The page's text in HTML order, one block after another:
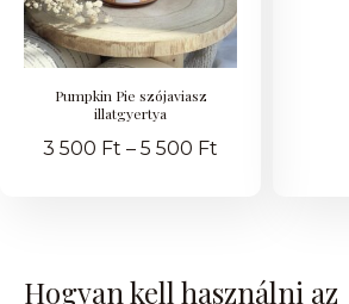
Pumpkin Pie szójaviasz
illatgyertya
3 500 Ft – 5 500 Ft
Hogyan kell használni az